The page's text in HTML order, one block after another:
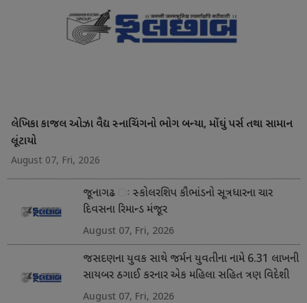
લેખિકા કાજલ ઓઝા વૈદ્ય સ્નાચિંગનો ભોગ બન્યા, મોંઘું પર્સ તથા સામાન
લૂંટાયો
August 07, Fri, 2026
જૂનાગઢ ઃ સ્કોલરશિપ કૌભાંડનો સૂત્રધારના ચાર
દિવસના રિમાન્ડ મંજૂર
August 07, Fri, 2026
જસદણના યુવક સાથે જર્મન યુવતીના નામે 6.31 લાખની
સાયબર ઠગાઈ કરનાર એક મહિલા સહિત ત્રણ વિદેશી
નાગરિક ઝડપાયા
August 07, Fri, 2026